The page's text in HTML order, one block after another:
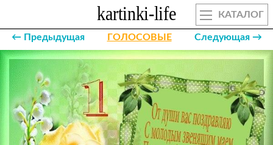
КАТАЛОГ
← Предыдущая ГОЛОСОВЫЕ Следующая →